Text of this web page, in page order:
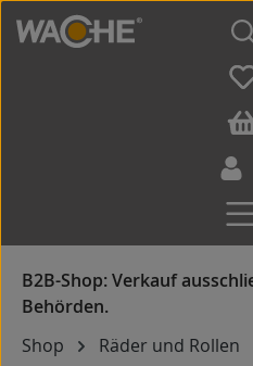
Zum Hauptinhalt springen
Shop Räder und Rollen